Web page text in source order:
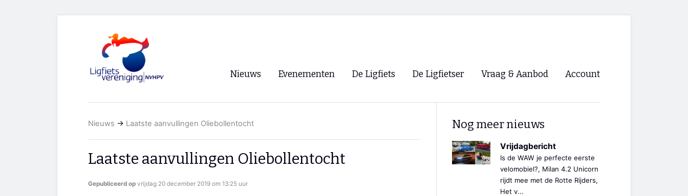
Nieuws
RSS
Evenementen
WK Ligfietsen 2026
De Ligfiets De Ligfietser
Ligfietsvereninging NVHPV
Lokale Fietsverenigingen
Vraag & Aanbod Account
Nieuws → Laatste aanvullingen Oliebollentocht
Laatste aanvullingen Oliebollentocht
Gepubliceerd op vrijdag 20 december 2019 om 13:25 uur
Nog meer nieuws
Vrijdagbericht
Is de WAW je perfecte eerste
velomobiel?, Milan 4.2 Unicorn
rijdt mee met de Rotte Rijders,
Het v...